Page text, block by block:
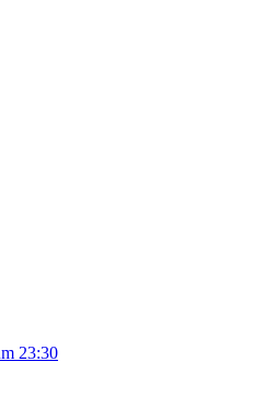
23:30